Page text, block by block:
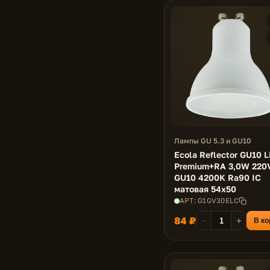
Лампы GU 5.3 и GU10
Ecola Reflector GU10
Premium+RA 3,0W
GU10 4200K Ra90 IC
матовая 54x50
АРТ: G1GV30ELC
84 ₽ − + В